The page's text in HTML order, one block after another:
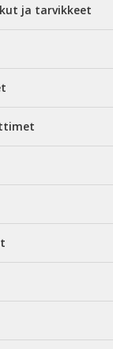
ja tarvikkeet